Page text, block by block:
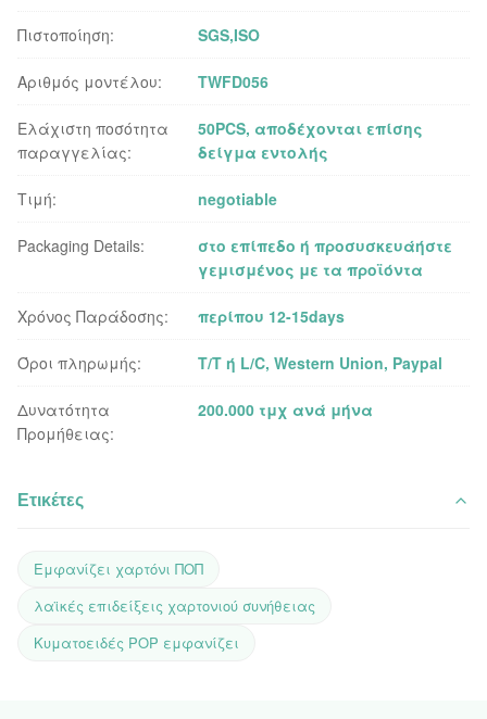
Πιστοποίηση: SGS,ISO
Αριθμός μοντέλου: TWFD056
Ελάχιστη ποσότητα
παραγγελίας:
50PCS, αποδέχονται επίσης
δείγμα εντολής
Τιμή: negotiable
Packaging Details:
στο επίπεδο ή προσυσκευάήστε
γεμισμένος με τα προϊόντα
Χρόνος Παράδοσης: περίπου 12-15days
Όροι πληρωμής: T/T ή L/C, Western Union, Paypal
Δυνατότητα
Προμήθειας:
200.000 τμχ ανά μήνα
Ετικέτες
Εμφανίζει χαρτόνι ΠΟΠ
λαϊκές επιδείξεις χαρτονιού συνήθειας
Κυματοειδές POP εμφανίζει